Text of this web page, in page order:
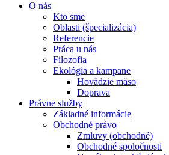
O nás
Kto sme
Oblasti (špecializácia)
Referencie
Práca u nás
Filozofia
Ekológia a kampane
Hovädzie mäso
Doprava
Právne služby
Základné informácie
Obchodné právo
Zmluvy (obchodné)
Obchodné spoločnosti